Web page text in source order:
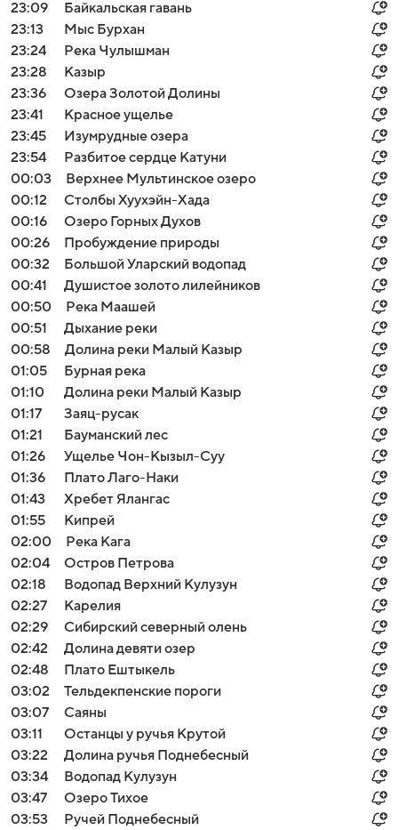
23:09
Байкальская гавань
23:13
Мыс Бурхан
23:24
Река Чулышман
23:28
Казыр
23:36
Озера Золотой Долины
23:41
Красное ущелье
23:45
Изумрудные озера
23:54
Разбитое сердце Катуни
00:03
Верхнее Мультинское озеро
00:12
Столбы Хуухэйн-Хада
00:16
Озеро Горных Духов
00:26
Пробуждение природы
00:32
Большой Уларский водопад
00:41
Душистое золото лилейников
00:50
Река Маашей
00:51
Дыхание реки
00:58
Долина реки Малый Казыр
01:05
Бурная река
01:10
Долина реки Малый Казыр
01:17
Заяц-русак
01:21
Бауманский лес
01:26
Ущелье Чон-Кызыл-Суу
01:36
Плато Лаго-Наки
01:43
Хребет Ялангас
01:55
Кипрей
02:00
Река Кага
02:04
Остров Петрова
02:18
Водопад Верхний Кулузун
02:27
Карелия
02:29
Сибирский северный олень
02:42
Долина девяти озер
02:48
Плато Ештыкель
03:02
Тельдекпенские пороги
03:07
Саяны
03:11
Останцы у ручья Крутой
03:22
Долина ручья Поднебесный
03:34
Водопад Кулузун
03:47
Озеро Тихое
03:53
Ручей Поднебесный